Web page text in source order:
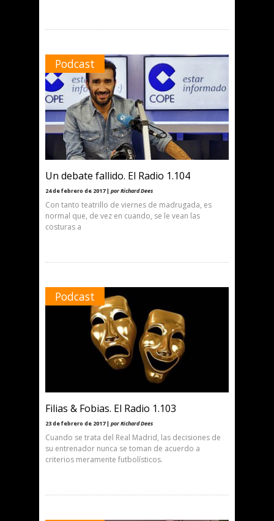
Podcast
Un debate fallido. El Radio 1.104
24 de febrero de 2017 | por Richard Dees
Con tanto teatrillo de viernes de madrugada, es
normal que, de vez en cuando, se le vean las
costuras a
Podcast
Filias & Fobias. El Radio 1.103
23 de febrero de 2017 | por Richard Dees
Cuando se trata del Real Madrid, las decisiones de
su entrenador nunca se toman de acuerdo a
criterios meramente futbolísticos.